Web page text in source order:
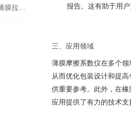
报告。这有助于用
三、应用领域
薄膜摩擦系数仪在多个
从而优化包装设计和提
供重要参考。此外，在
应用提供了有力的技术支